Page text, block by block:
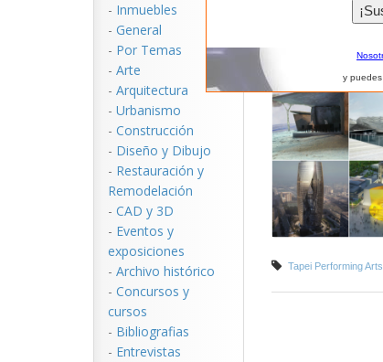
- Inmuebles
- General
- Por Temas
- Arte
- Arquitectura
- Urbanismo
- Construcción
- Diseño y Dibujo
- Restauración y
Remodelación
- CAD y 3D
- Eventos y
exposiciones
- Archivo histórico
- Concursos y
cursos
- Bibliografias
- Entrevistas
Tapei Performing
y